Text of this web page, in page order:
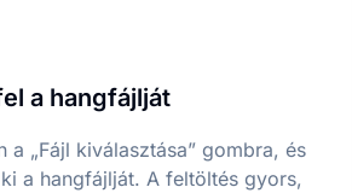
a hangfájlját
a „Fájl kiválasztása” gombra, és
a hangfájlját. A feltöltés gyors,